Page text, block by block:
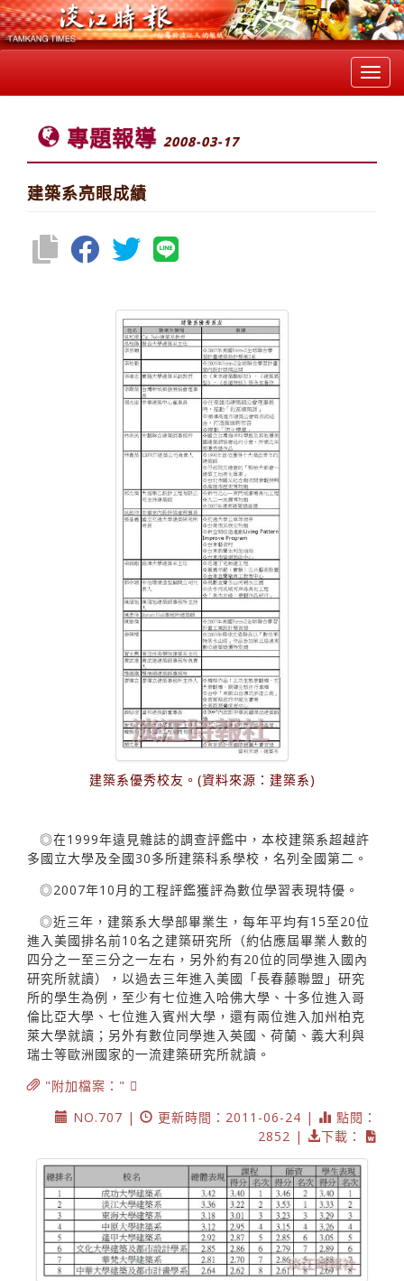
專題報導 2008-03-17
建築系亮眼成績
建築系優秀校友。(資料來源：建築系)
◎在1999年遠見雜誌的調查評鑑中，本校建築系超越許
多國立大學及全國30多所建築科系學校，名列全國第二。
◎2007年10月的工程評鑑獲評為數位學習表現特優。
◎近三年，建築系大學部畢業生，每年平均有15至20位
進入美國排名前10名之建築研究所（約佔應屆畢業人數的
四分之一至三分之一左右，另外約有20位的同學進入國內
研究所就讀），以過去三年進入美國「長春藤聯盟」研究
所的學生為例，至少有七位進入哈佛大學、十多位進入哥
倫比亞大學、七位進入賓州大學，還有兩位進入加州柏克
萊大學就讀；另外有數位同學進入英國、荷蘭、義大利與
瑞士等歐洲國家的一流建築研究所就讀。
"附加檔案："
NO.707 |
更新時間：2011-06-24 |
點閱：
2852 |
下載：